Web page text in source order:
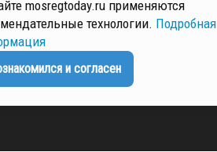
mosregtoday.ru применяются
технологии. Подробная
и согласен